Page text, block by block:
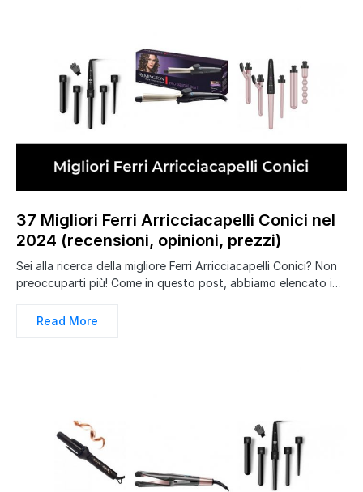
37 Migliori Ferri Arricciacapelli Conici nel
2024 (recensioni, opinioni, prezzi)
Sei alla ricerca della migliore Ferri Arricciacapelli Conici? Non
preoccuparti più! Come in questo post, abbiamo elencato i…
Read More